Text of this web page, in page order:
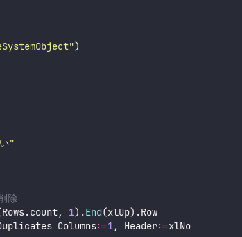
")
"
除
1).End(xlUp).Row
Columns:=1, Header:=xlNo